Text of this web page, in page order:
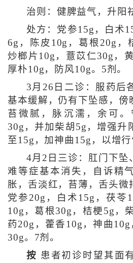
治则：健脾益气，升阳
处方：党参15g，白术
6g，陈皮10g，葛根20g，
炒榔片10g，薏苡仁30g，
厚朴10g，防风10g。5剂。
3月26日二诊：服药后
基本缓解，仍有下坠感，傍
苔微腻，脉沉濡，余可
30g，并加柴胡5g，增强升
至15g，加神曲15g，以增行
4月2日三诊：肛门下坠
难等症基本消失，自诉精
胀，舌淡红，苔薄，舌头微
党参20g，白术15g，茯苓
10g，葛根30g，桔梗5g，
药20g，藿香10g，神曲
30g。7剂。
按 患者初诊时望其面